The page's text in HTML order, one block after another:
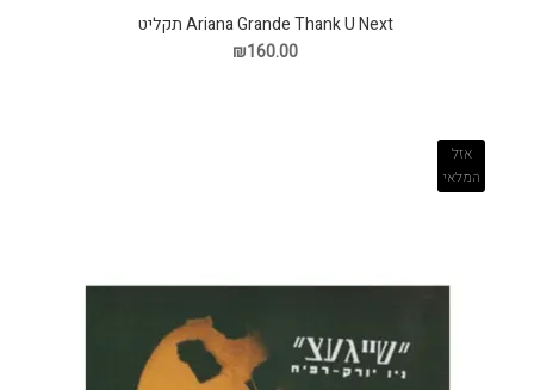
Ariana Grande Thank U Next תקליט
₪160.00
אזל
המלאי